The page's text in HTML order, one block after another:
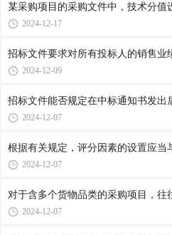
某采购项目的采购文件中，技术分值
2024-12-17
招标文件要求对所有投标人的销售业
2024-12-09
招标文件能否规定在中标通知书发出
2024-12-07
根据有关规定，评分因素的设置应
2024-12-07
对于含多个货物品类的采购项目，
2024-12-07